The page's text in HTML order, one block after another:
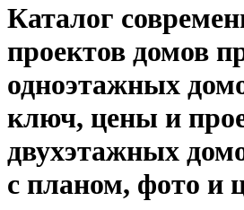
Каталог
проектов домов
одноэтажных
ключ, цены и
двухэтажных
с планом, фото и